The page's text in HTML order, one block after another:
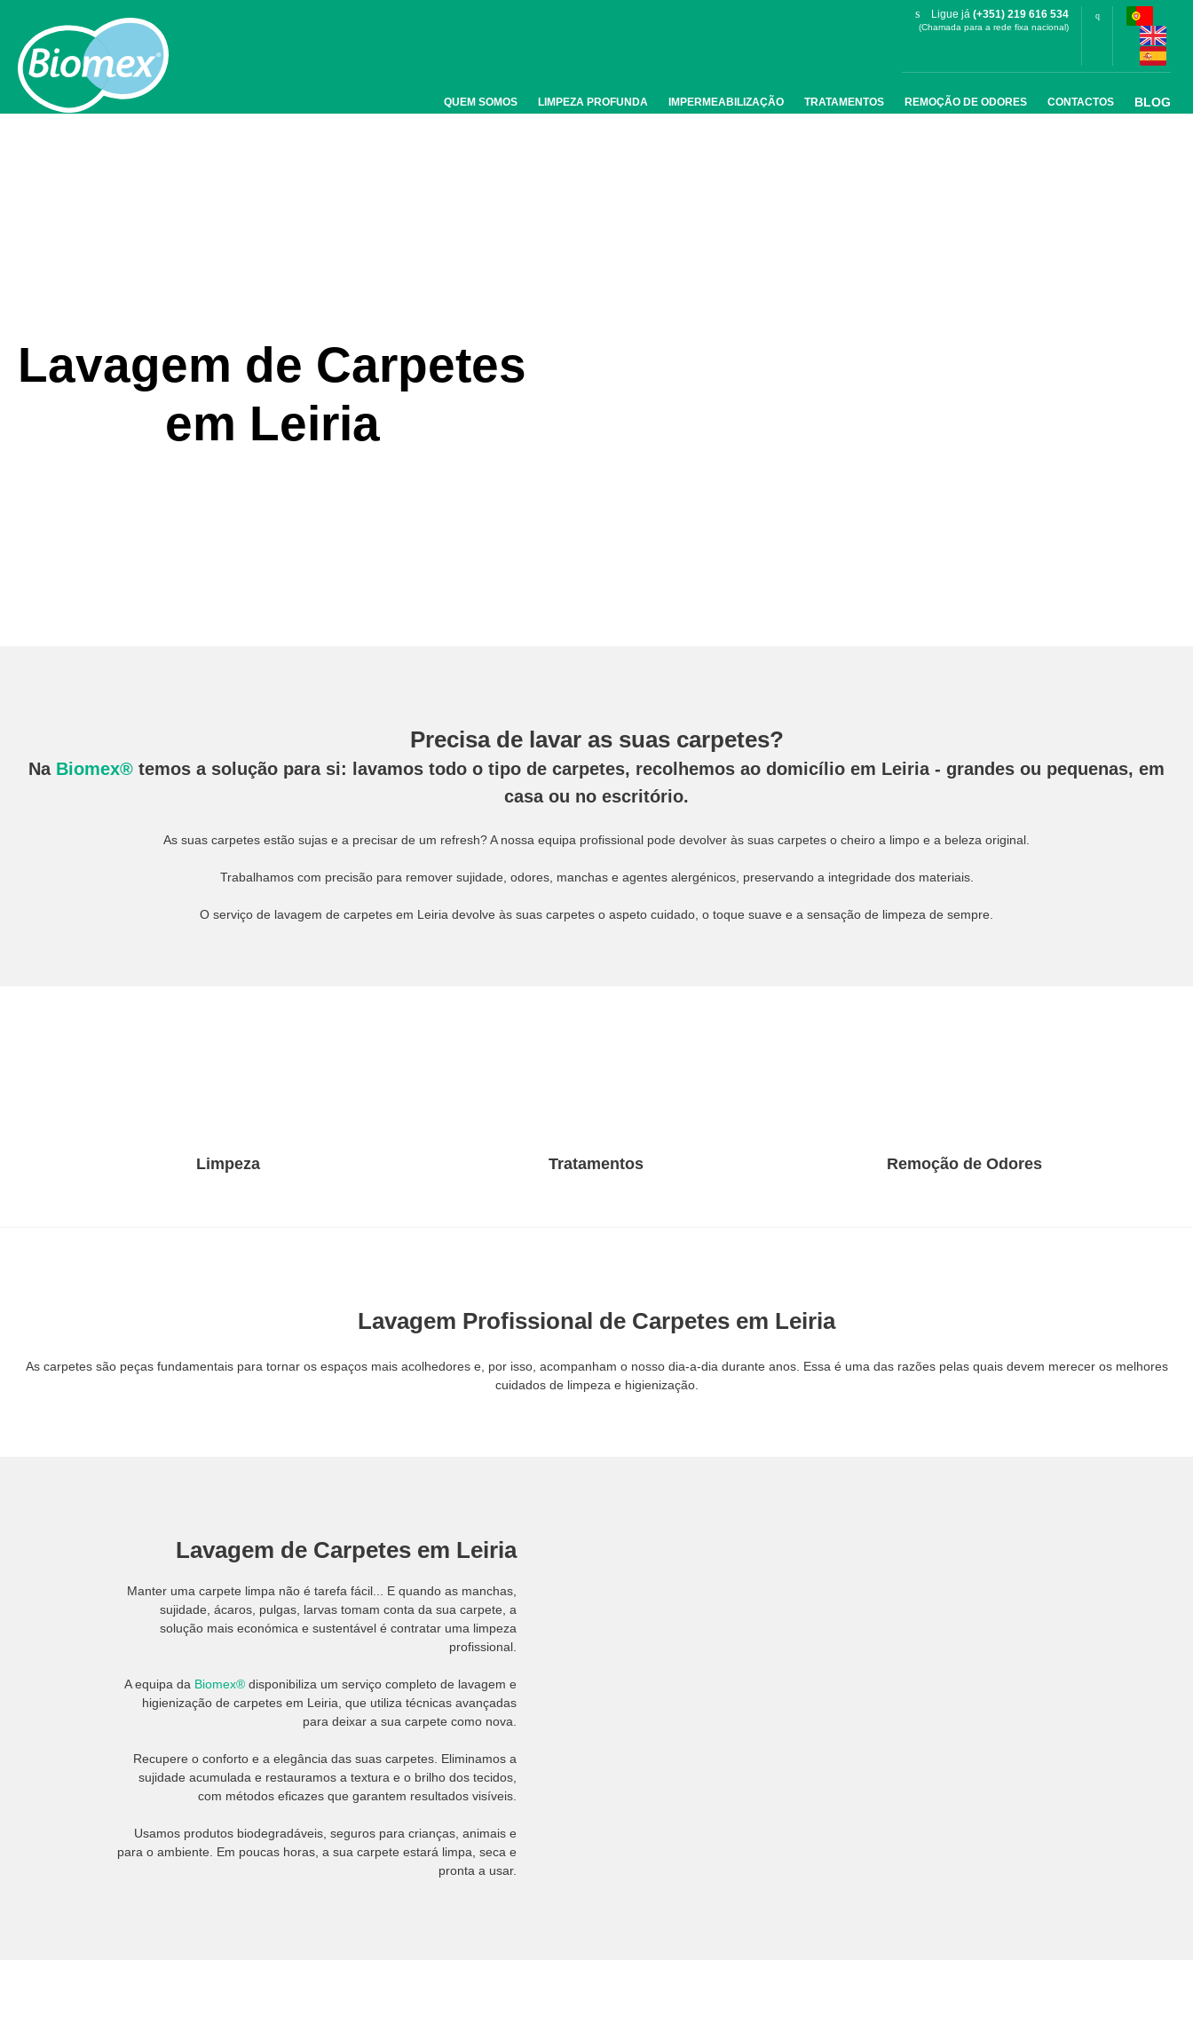
Ligue já (+351) 219 616 534
(Chamada para a rede fixa nacional)
QUEM SOMOS LIMPEZA PROFUNDA IMPERMEABILIZAÇÃO TRATAMENTOS REMOÇÃO DE ODORES CONTACTOS BLOG
Lavagem de Carpetes
em Leiria
Precisa de lavar as suas carpetes?
Na Biomex® temos a solução para si: lavamos todo o tipo de carpetes, recolhemos ao domicílio em Leiria - grandes ou pequenas, em
casa ou no escritório.
As suas carpetes estão sujas e a precisar de um refresh? A nossa equipa profissional pode devolver às suas carpetes o cheiro a limpo e a beleza original.
Trabalhamos com precisão para remover sujidade, odores, manchas e agentes alergénicos, preservando a integridade dos materiais.
O serviço de lavagem de carpetes em Leiria devolve às suas carpetes o aspeto cuidado, o toque suave e a sensação de limpeza de sempre.
Limpeza Tratamentos Remoção de Odores
Lavagem Profissional de Carpetes em Leiria
As carpetes são peças fundamentais para tornar os espaços mais acolhedores e, por isso, acompanham o nosso dia-a-dia durante anos. Essa é uma das razões pelas quais devem merecer os melhores
cuidados de limpeza e higienização.
Lavagem de Carpetes em Leiria
Manter uma carpete limpa não é tarefa fácil... E quando as manchas,
sujidade, ácaros, pulgas, larvas tomam conta da sua carpete, a
solução mais económica e sustentável é contratar uma limpeza
profissional.
A equipa da Biomex® disponibiliza um serviço completo de lavagem e
higienização de carpetes em Leiria, que utiliza técnicas avançadas
para deixar a sua carpete como nova.
Recupere o conforto e a elegância das suas carpetes. Eliminamos a
sujidade acumulada e restauramos a textura e o brilho dos tecidos,
com métodos eficazes que garantem resultados visíveis.
Usamos produtos biodegradáveis, seguros para crianças, animais e
para o ambiente. Em poucas horas, a sua carpete estará limpa, seca e
pronta a usar.